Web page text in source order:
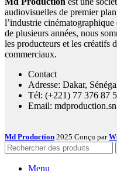
audiovisuelles de premier
l’industrie
de plusieurs années, nous
les producteurs et les créatifs
commerciaux.
Contact
Adresse: Dakar,
Tél: (+221) 77 376 87
Email:
Md Production 2025 Conçu par
Menu